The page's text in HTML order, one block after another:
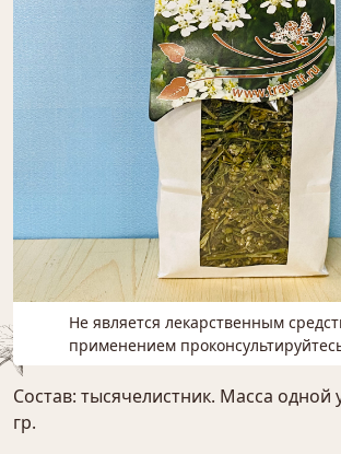
Не является лекарственным
применением
Состав: тысячелистник. Масса одной
гр.